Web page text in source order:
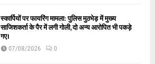
स्कार्पियों पर फायरिंग मामला: पुलिस मुठभेड़ में मुख्य
साजिशकर्ता के पैर में लगी गोली, दो अन्य आरोपित भी पकड़े
गए।
07/08/2026 0